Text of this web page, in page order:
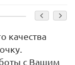
качества
с Вашим